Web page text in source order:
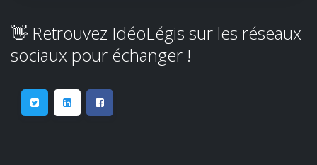
👋 Retrouvez IdéoLégis sur les réseaux
sociaux pour échanger !